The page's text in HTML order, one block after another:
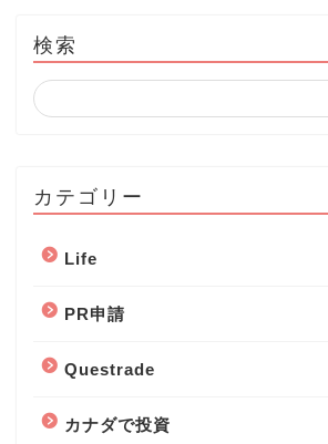
検索
カテゴリー
Life
PR申請
Questrade
カナダで投資